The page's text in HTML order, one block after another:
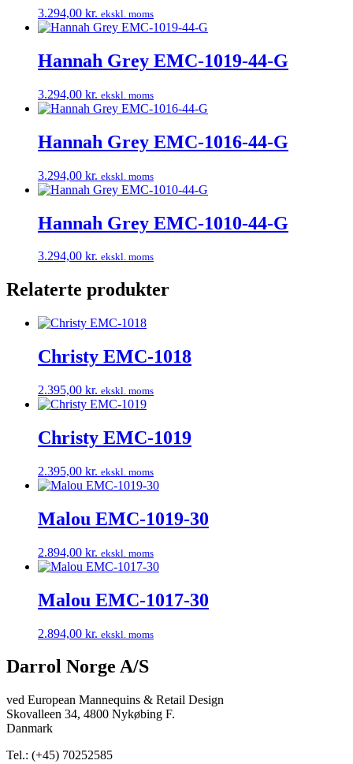
3.294,00 kr. ekskl. moms
Hannah Grey EMC-1019-44-G
3.294,00 kr. ekskl. moms
Hannah Grey EMC-1016-44-G
3.294,00 kr. ekskl. moms
Hannah Grey EMC-1010-44-G
3.294,00 kr. ekskl. moms
Relaterte produkter
Christy EMC-1018
2.395,00 kr. ekskl. moms
Christy EMC-1019
2.395,00 kr. ekskl. moms
Malou EMC-1019-30
2.894,00 kr. ekskl. moms
Malou EMC-1017-30
2.894,00 kr. ekskl. moms
Darrol Norge A/S
ved European Mannequins & Retail Design
Skovalleen 34, 4800 Nykøbing F.
Danmark
Tel.: (+45) 70252585